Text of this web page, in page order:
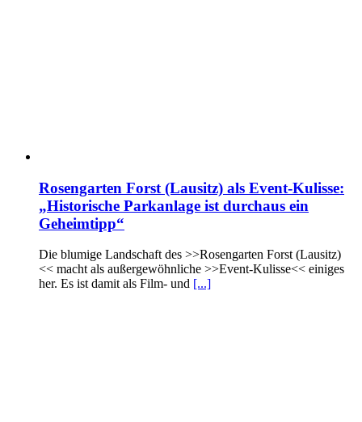
Rosengarten Forst (Lausitz) als Event-Kulisse:
„Historische Parkanlage ist durchaus ein
Geheimtipp“
Die blumige Landschaft des >>Rosengarten Forst (Lausitz)
<< macht als außergewöhnliche >>Event-Kulisse<< einiges
her. Es ist damit als Film- und [...]